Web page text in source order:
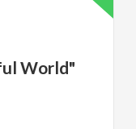
World"